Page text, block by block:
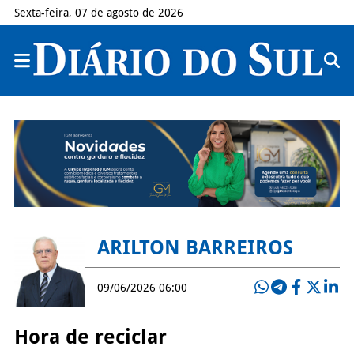
Sexta-feira, 07 de agosto de 2026
ARILTON BARREIROS
09/06/2026 06:00
Hora de reciclar